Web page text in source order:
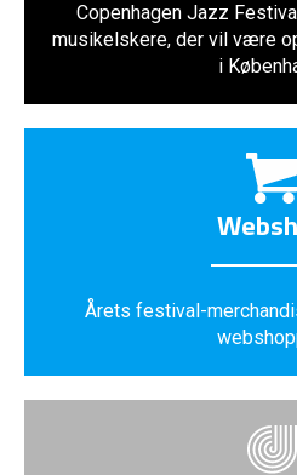
Copenhagen Jazz
musikelskere, der vil være
i
Årets festival-